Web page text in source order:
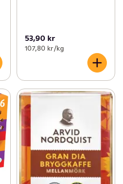
53,90 kr
107,80 kr /kg